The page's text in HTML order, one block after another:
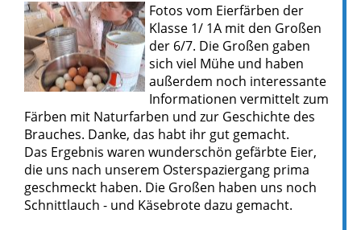
Fotos vom Eierfärben der
Klasse 1/ 1A mit den Großen
der 6/7. Die Großen gaben
sich viel Mühe und haben
außerdem noch interessante
Informationen vermittelt zum
Färben mit Naturfarben und zur Geschichte des
Brauches. Danke, das habt ihr gut gemacht.
Das Ergebnis waren wunderschön gefärbte Eier,
die uns nach unserem Osterspaziergang prima
geschmeckt haben. Die Großen haben uns noch
Schnittlauch - und Käsebrote dazu gemacht.